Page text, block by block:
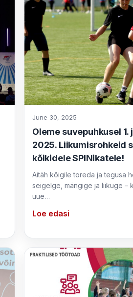
June 30, 2025
Oleme suvepuhkusel 1.
2025. Liikumisrohkeid
kõikidele SPINikatele!
Aitäh kõigile toreda ja tegusa
seigelge, mängige ja liikuge –
uue…
Loe edasi